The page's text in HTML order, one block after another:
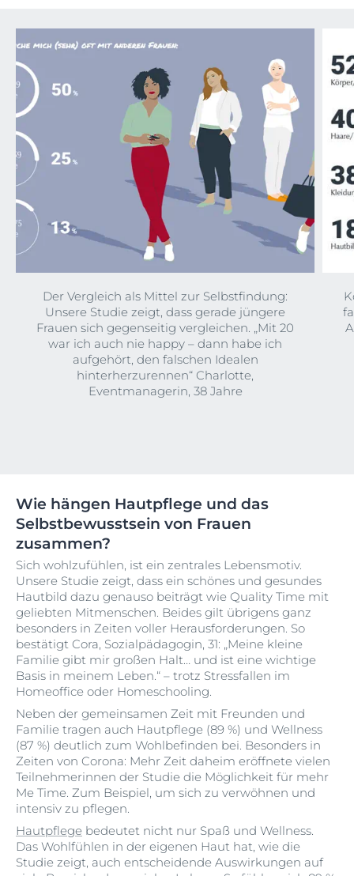
Der Vergleich als Mittel zur Selbstfindung:
Unsere Studie zeigt, dass gerade jüngere
Frauen sich gegenseitig vergleichen. „Mit 20
war ich auch nie happy – dann habe ich
aufgehört, den falschen Idealen
hinterherzurennen“ Charlotte,
Eventmanagerin, 38 Jahre
Wie hängen Hautpflege und das
Selbstbewusstsein von Frauen
zusammen?
Sich wohlzufühlen, ist ein zentrales Lebensmotiv.
Unsere Studie zeigt, dass ein schönes und gesundes
Hautbild dazu genauso beiträgt wie Quality Time mit
geliebten Mitmenschen. Beides gilt übrigens ganz
besonders in Zeiten voller Herausforderungen. So
bestätigt Cora, Sozialpädagogin, 31: „Meine kleine
Familie gibt mir großen Halt… und ist eine wichtige
Basis in meinem Leben.“ – trotz Stressfallen im
Homeoffice oder Homeschooling.
Neben der gemeinsamen Zeit mit Freunden und
Familie tragen auch Hautpflege (89 %) und Wellness
(87 %) deutlich zum Wohlbefinden bei. Besonders in
Zeiten von Corona: Mehr Zeit daheim eröffnete vielen
Teilnehmerinnen der Studie die Möglichkeit für mehr
Me Time. Zum Beispiel, um sich zu verwöhnen und
intensiv zu pflegen.
Hautpflege bedeutet nicht nur Spaß und Wellness.
Das Wohlfühlen in der eigenen Haut hat, wie die
Studie zeigt, auch entscheidende Auswirkungen auf